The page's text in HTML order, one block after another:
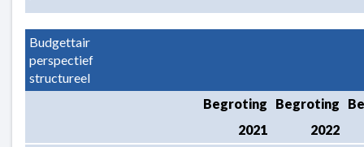
Budgettair
perspectief
structureel
Begroting
Begroting
2021
2022